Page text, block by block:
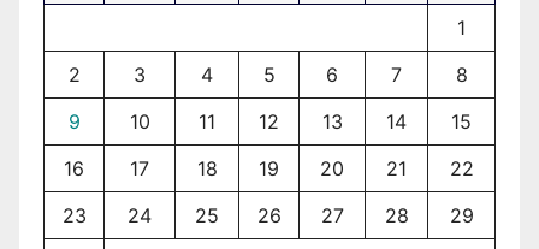
1
2
3 4 5 6 7
8
9
10 11 12 13 14
15
16
17 18 19 20 21
22
23
24 25 26 27 28
29